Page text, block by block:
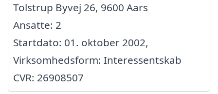
Tolstrup Byvej 26, 9600 Aars
Ansatte: 2
Startdato: 01. oktober 2002,
Virksomhedsform: Interessentskab
CVR: 26908507